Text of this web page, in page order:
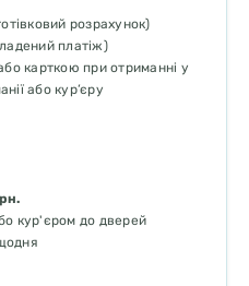
розрахунок)
платіж)
карткою при отриманні у
або кур’єру
кур'єром до дверей